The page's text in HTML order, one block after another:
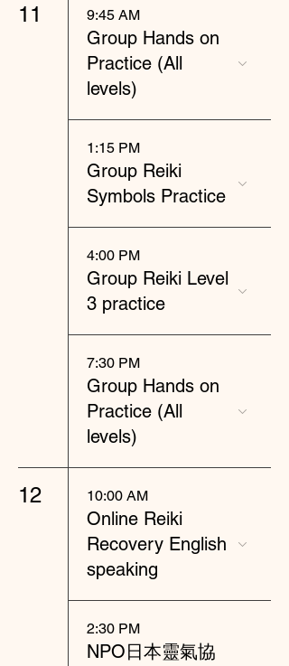
11 9:45 AM
Group Hands on
Practice (All
levels)
1:15 PM
Group Reiki
Symbols Practice
4:00 PM
Group Reiki Level
3 practice
7:30 PM
Group Hands on
Practice (All
levels)
12 10:00 AM
Online Reiki
Recovery English
speaking
2:30 PM
NPO日本靈氣協